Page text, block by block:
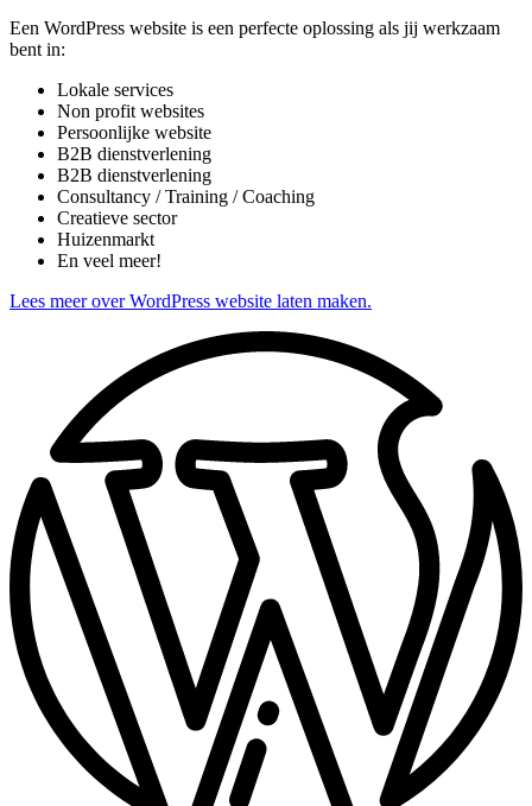
Een WordPress website is een perfecte oplossing als jij werkzaam
bent in:
Lokale services
Non profit websites
Persoonlijke website
B2B dienstverlening
B2B dienstverlening
Consultancy / Training / Coaching
Creatieve sector
Huizenmarkt
En veel meer!
Lees meer over WordPress website laten maken.